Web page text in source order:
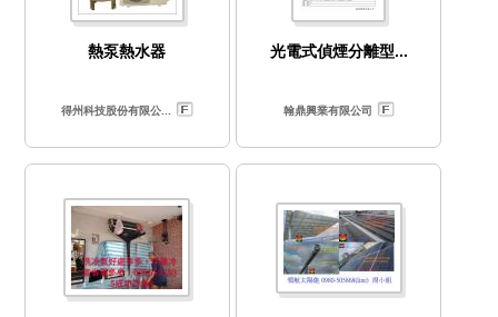
熱泵熱水器
得州科技股份有限公...
光電式偵煙分離型...
翰鼎興業有限公司